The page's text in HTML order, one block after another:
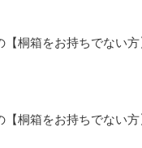
桐箱をお持ちでない
桐箱をお持ちでない